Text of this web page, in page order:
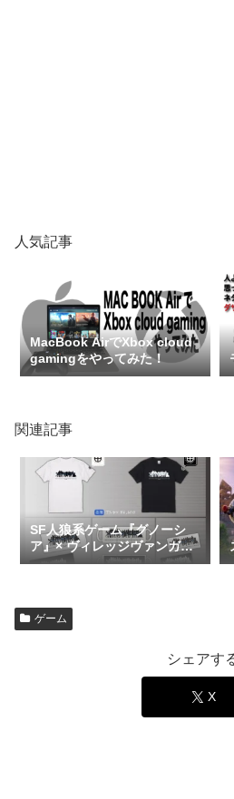
人気記事
MacBook AirでXbox cloud
gamingをやってみた！
関連記事
SF人狼系ゲーム『グノーシ
ア』× ヴィレッジヴァンガー
ドの限定コラボグッズ第3弾
場！！！
ゲーム
シェアす
X